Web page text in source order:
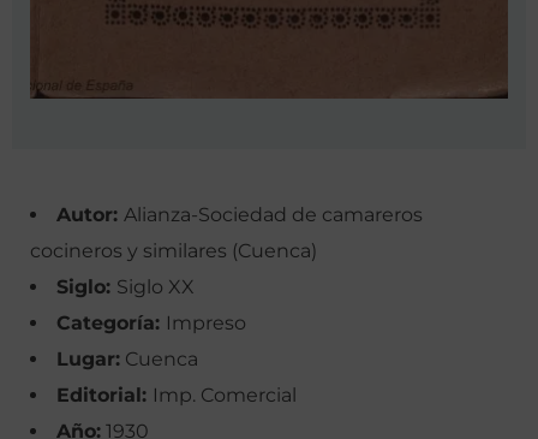
Autor: Alianza-Sociedad de camareros
cocineros y similares (Cuenca)
Siglo: Siglo XX
Categoría: Impreso
Lugar: Cuenca
Editorial: Imp. Comercial
Año: 1930